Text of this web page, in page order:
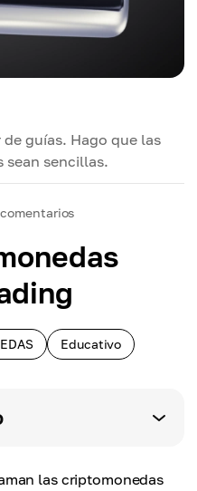
guías. Hago que las
sean sencillas.
comentarios
Educativo
las criptomonedas